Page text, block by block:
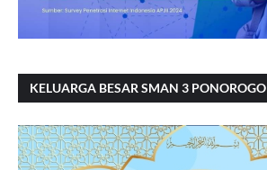
KELUARGA BESAR SMAN 3 PONOROGO